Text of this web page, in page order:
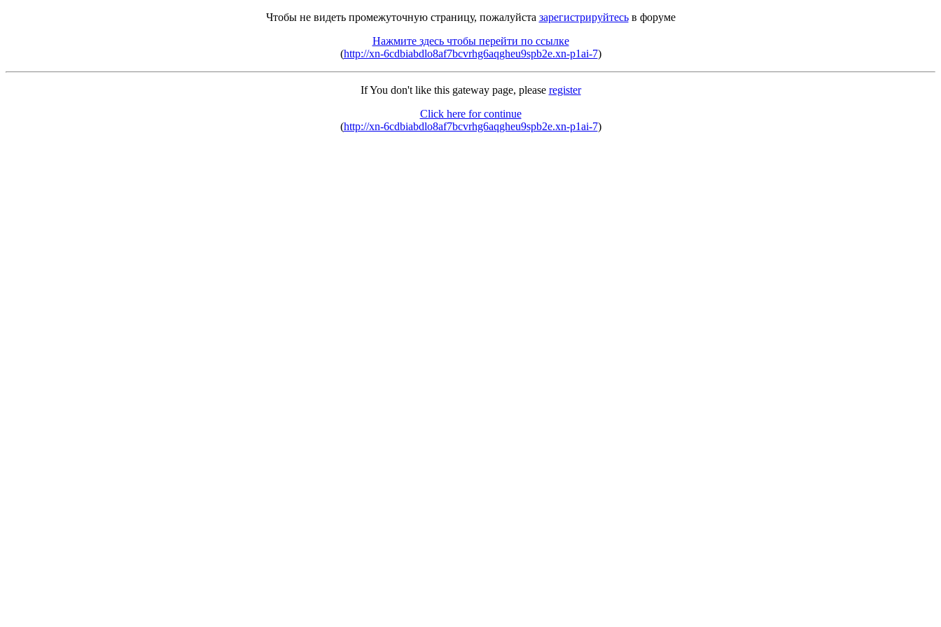
Чтобы не видеть промежуточную страницу, пожалуйста зарегистрируйтесьв форуме
Нажмите здесь чтобы перейти по ссылке
(http://xn-6cdbiabdlo8af7bcvrhg6aqgheu9spb2e.xn-p1ai-7)
If You don't like this gateway page, please register
Click here for continue
(http://xn-6cdbiabdlo8af7bcvrhg6aqgheu9spb2e.xn-p1ai-7)